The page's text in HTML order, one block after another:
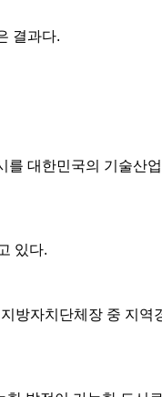
결과다.
대한민국의 기술산
있다.
방자치단체장 중 지